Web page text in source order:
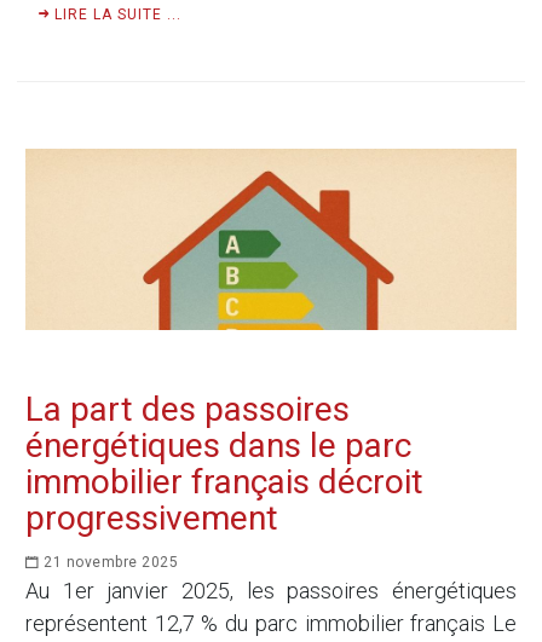
LIRE LA SUITE ...
La part des passoires
énergétiques dans le parc
immobilier français décroit
progressivement
21 novembre 2025
Au 1er janvier 2025, les passoires énergétiques
représentent 12,7 % du parc immobilier français Le